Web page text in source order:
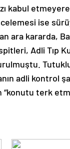
kabul
ise
ara kararda,
Adli Tıp
adli kontrol
terk